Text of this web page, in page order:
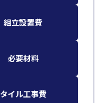
組立設置費
必要材料
タイル工事費